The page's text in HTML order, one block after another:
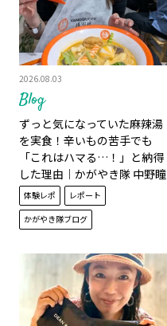
Blog
2026.08.03
ずっと気になっていた麻辣湯
を実食！辛いもの苦手でも
「これはハマる…！」と納得
した理由│かがやき隊 中野瞳
美体験レポ
レポート
かがやき隊ブログ